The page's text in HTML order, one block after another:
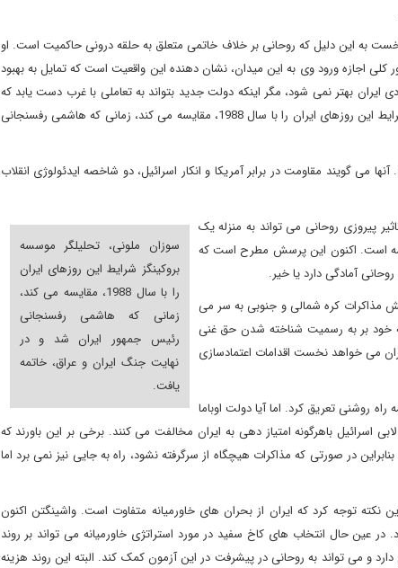
به این دلیل که روحانی بر خلاف خاتمی متعلق به حلقه درونی حاکمیت است. او
اجازه ورود وی به این میدان، نشان دهنده این واقعیت است که تمایل به بهبود
ایران بهتر نمی شود، مگر اینکه دولت جدید بتواند به تعاملی با غرب دست یابد که
به موجب آن تحریم ها لغو شوند. سوزان ملونی، تحلیلگر موسسه بروکینگز شرایط این روزهای ایران را با سال 1988، مقایسه می کند، زمانی که هاشمی رفسنجانی
می گویند مقاومت در برابر آمریکا و انکار اسرائیل، دو شاخصه ایدئولوژی انقلاب
سوزان ملونی، تحلیلگر موسسه
بروکینگز شرایط این روزهای ایران
را با سال 1988، مقایسه می کند،
زمانی که هاشمی رفسنجانی
رئیس جمهور ایران شد و در
نهایت جنگ ایران و عراق، خاتمه
یافت.
پیروزی روحانی می تواند به منزله یک
است. اکنون این پرسش مطرح است که
آمادگی دارد یا خیر.
پیش مذاکرات کره شمالی و جنوبی به سر می
خود بر به رسمیت شناخته شدن حق غنی
می خواهد نخست اقدامات اعتمادسازی
تعریق کرد. اما آیا دولت اوباما
اسرائیل باهرگونه امتیاز دهی به ایران مخالفت می کنند. برخی بر این باورند که
در صورتی که مذاکرات هیچگاه از سرگرفته نشود، راه به جایی نیز نمی برد اما
توجه کرد که ایران از بحران های خاورمیانه متفاوت است. واشینگتن اکنون
در عین حال انتخاب های کاخ سفید در مورد استراتژی خاورمیانه می تواند بر روند
دارد و می تواند به روحانی در پیشرفت در این آزمون کمک کند. البته این روند هزینه